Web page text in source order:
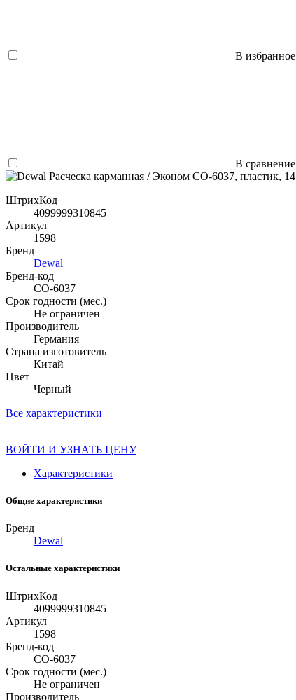
В избранное
В сравнение
ШтрихКод
4099999310845
Артикул
1598
Бренд
Dewal
Бренд-код
СО-6037
Срок годности (мес.)
Не ограничен
Производитель
Германия
Страна изготовитель
Китай
Цвет
Черный
Все характеристики
ВОЙТИ И УЗНАТЬ ЦЕНУ
Характеристики
Общие характеристики
Бренд
Dewal
Остальные характеристики
ШтрихКод
4099999310845
Артикул
1598
Бренд-код
СО-6037
Срок годности (мес.)
Не ограничен
Производитель